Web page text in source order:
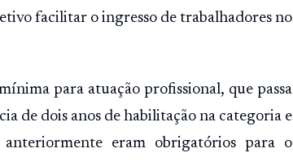
facilitar o ingresso de trabalhadores no
para atuação profissional, que passa
de dois anos de habilitação na categoria e
anteriormente eram obrigatórios para o